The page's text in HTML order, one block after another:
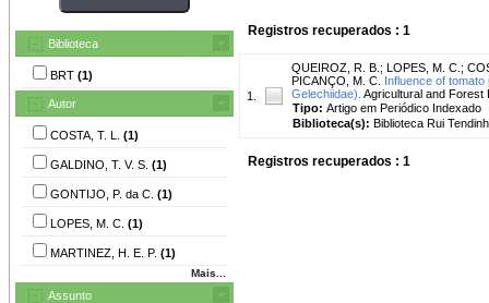
Biblioteca
BRT (1)
Autor
COSTA, T. L. (1)
GALDINO, T. V. S. (1)
GONTIJO, P. da C. (1)
LOPES, M. C. (1)
MARTINEZ, H. E. P. (1)
Mais...
Assunto
Registros recuperados : 1
1.
QUEIROZ, R. B. ; LOPES, M. C. ;
PICANÇO, M. C. Influence of
Gelechiidae). Agricultural and Forest
Tipo: Artigo em Periódico Indexado
Biblioteca(s): Biblioteca Rui
Registros recuperados : 1